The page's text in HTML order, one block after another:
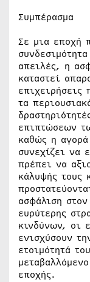
Συμπέρασμα
Σε μια εποχή
απειλές, η
καταστεί
επιχειρήσεις
τα
επιπτώσεων
καθώς η
συνεχίζει να
πρέπει να
κάλυψής τους
ασφάλιση
ευρύτερης
κινδύνων, οι
ενισχύσουν
ετοιμότητά
εποχής.